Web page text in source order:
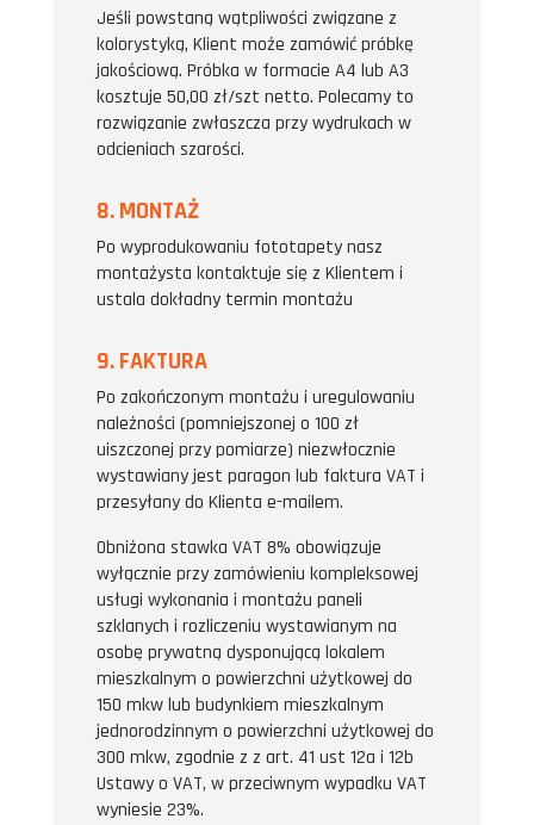
Jeśli powstaną wątpliwości związane z
kolorystyką, Klient może zamówić próbkę
jakościową. Próbka w formacie A4 lub A3
kosztuje 50,00 zł/szt netto. Polecamy to
rozwiązanie zwłaszcza przy wydrukach w
odcieniach szarości.
8. MONTAŻ
Po wyprodukowaniu fototapety nasz
montażysta kontaktuje się z Klientem i
ustala dokładny termin montażu
9. FAKTURA
Po zakończonym montażu i uregulowaniu
należności (pomniejszonej o 100 zł
uiszczonej przy pomiarze) niezwłocznie
wystawiany jest paragon lub faktura VAT i
przesyłany do Klienta e-mailem.
Obniżona stawka VAT 8% obowiązuje
wyłącznie przy zamówieniu kompleksowej
usługi wykonania i montażu paneli
szklanych i rozliczeniu wystawianym na
osobę prywatną dysponującą lokalem
mieszkalnym o powierzchni użytkowej do
150 mkw lub budynkiem mieszkalnym
jednorodzinnym o powierzchni użytkowej do
300 mkw, zgodnie z z art. 41 ust 12a i 12b
Ustawy o VAT, w przeciwnym wypadku VAT
wyniesie 23%.